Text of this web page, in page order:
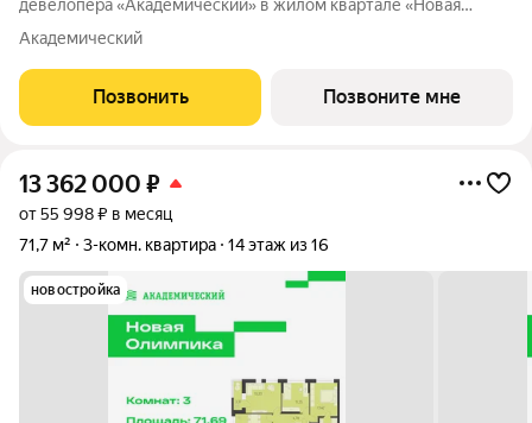
девелопера «Академический» в жилом квартале «Новая
Олимпика». Срок сдачи дома в 2027 году. Дома отличает
расположение - Преображенский парк под окнами. Если вы
мечтали жить, наслаждаясь чистым
Академический
Позвонить Позвоните мне
13 362 000 ₽
от 55 998 ₽ в месяц
71,7 м²
3-комн. квартира 14 этаж из 16
новостройка